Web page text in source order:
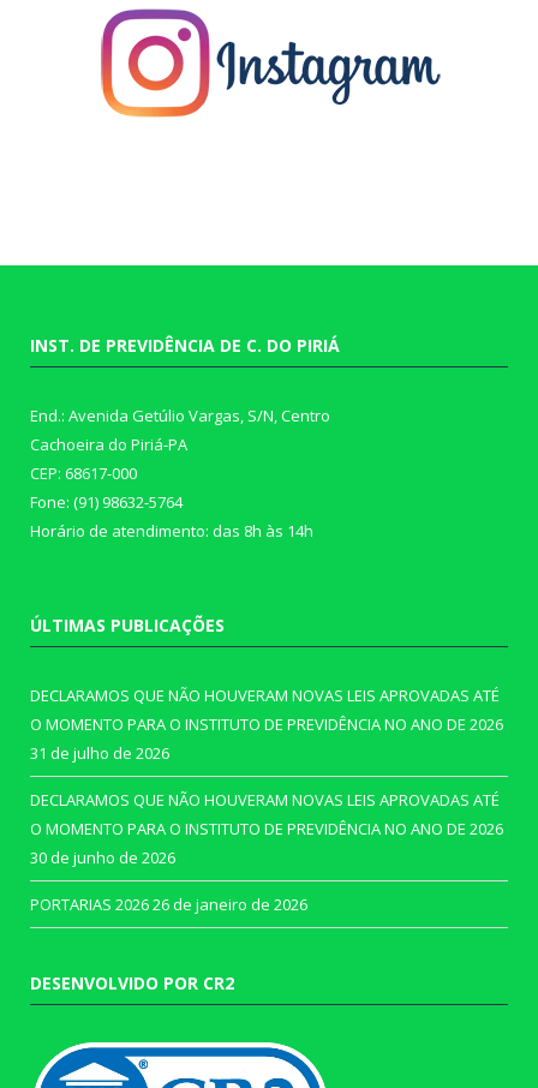
INST. DE PREVIDÊNCIA DE C. DO PIRIÁ
End.: Avenida Getúlio Vargas, S/N, Centro
Cachoeira do Piriá-PA
CEP: 68617-000
Fone: (91) 98632-5764
Horário de atendimento: das 8h às 14h
ÚLTIMAS PUBLICAÇÕES
DECLARAMOS QUE NÃO HOUVERAM NOVAS LEIS APROVADAS ATÉ
O MOMENTO PARA O INSTITUTO DE PREVIDÊNCIA NO ANO DE 2026
31 de julho de 2026
DECLARAMOS QUE NÃO HOUVERAM NOVAS LEIS APROVADAS ATÉ
O MOMENTO PARA O INSTITUTO DE PREVIDÊNCIA NO ANO DE 2026
30 de junho de 2026
PORTARIAS 202626 de janeiro de 2026
DESENVOLVIDO POR CR2